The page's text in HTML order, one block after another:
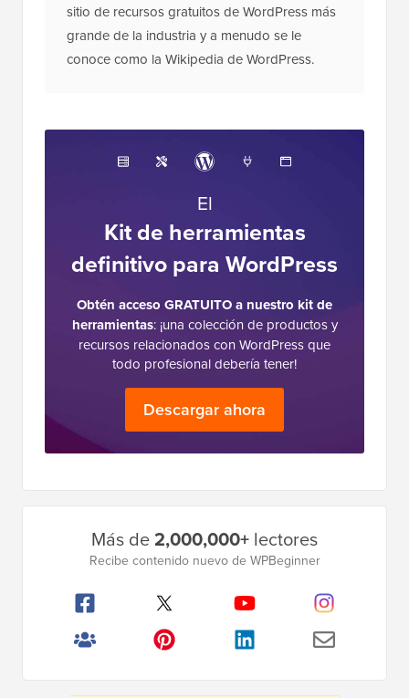
sitio de recursos gratuitos de WordPress más
grande de la industria y a menudo se le
conoce como la Wikipedia de WordPress.
El
Kit de herramientas
definitivo para WordPress
Obtén acceso GRATUITO a nuestro kit de
herramientas: ¡una colección de productos y
recursos relacionados con WordPress que
todo profesional debería tener!
Descargar ahora
Más de2,000,000+ lectores
Recibe contenido nuevo de WPBeginner